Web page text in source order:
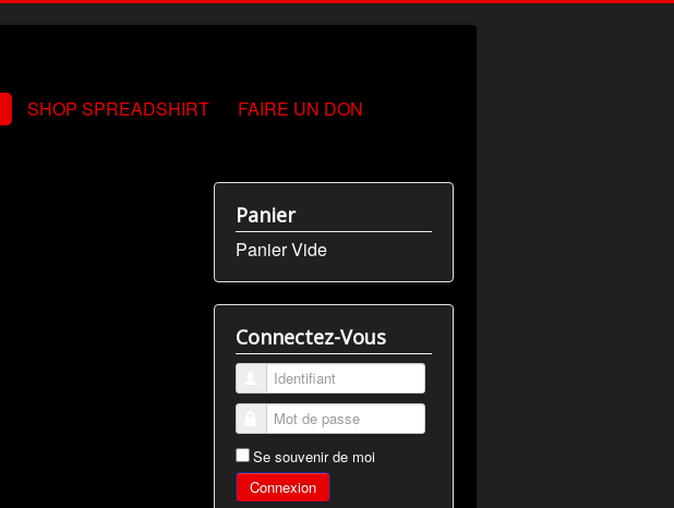
SHOP SPREADSHIRT
FAIRE UN DON
Panier
Panier Vide
Connectez-Vous
Identifiant
Mot de passe
Se souvenir de moi
Connexion